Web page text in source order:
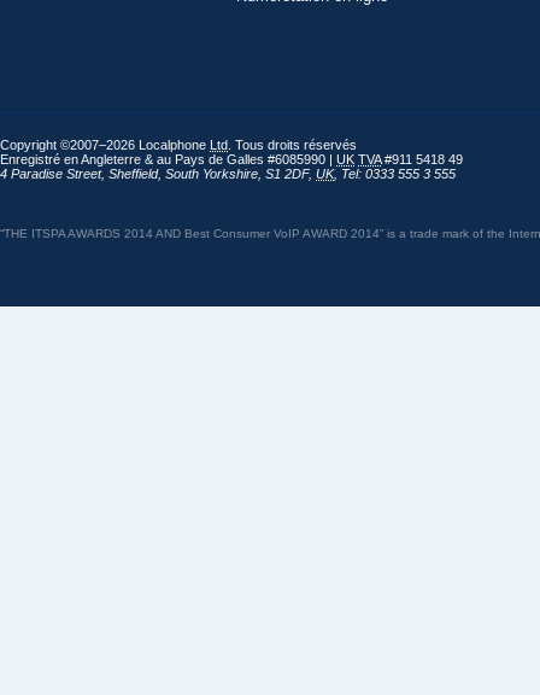
Copyright ©2007–2026 Localphone Ltd . Tous droits réservés
Enregistré en Angleterre & au Pays de Galles #6085990 | UK TVA#911 5418 49
4 Paradise Street, Sheffield, South Yorkshire S1 2DF, UK, Tel: 0333 555 3 555
“THE ITSPA AWARDS 2014 AND Best Consumer VoIP AWARD 2014” is a trade mark of the